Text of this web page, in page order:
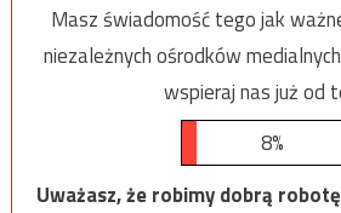
Masz świadomość tego jak
niezależnych ośrodków
wspieraj nas już od
8%
Uważasz, że robimy dobrą